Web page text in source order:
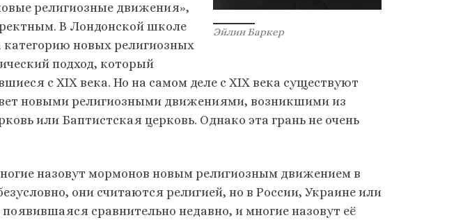
Эйлин Баркер
религиозные движения»,
В Лондонской школе
новых религиозных
подход, который
с XIX века. Но на самом деле с XIX века существуют
новыми религиозными движениями, возникшими из
или Баптистская церковь. Однако эта грань не очень
назовут мормонов новым религиозным движением в
они считаются религией, но в России, Украине или
сравнительно недавно, и многие назовут её